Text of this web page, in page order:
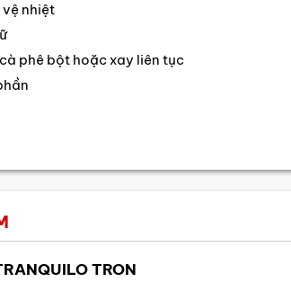
nhiệt
phê bột hoặc xay liên tục
TRON